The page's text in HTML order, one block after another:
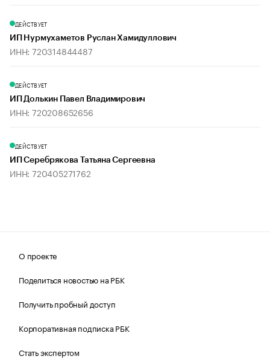
ДЕЙСТВУЕТ
ИП Нурмухаметов Руслан Хамидуллович
ИНН: 720314844487
ДЕЙСТВУЕТ
ИП Долькин Павел Владимирович
ИНН: 720208652656
ДЕЙСТВУЕТ
ИП Серебрякова Татьяна Сергеевна
ИНН: 720405271762
О проекте
Поделиться новостью на РБК
Получить пробный доступ
Корпоративная подписка РБК
Стать экспертом